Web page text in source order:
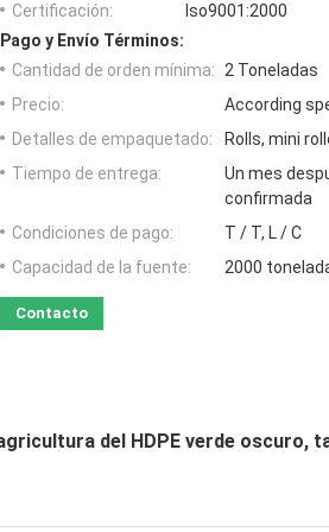
Certificación:
Iso9001:2000
Pago y Envío Términos:
Cantidad de orden mínima: 2 Toneladas
Precio:
According
Detalles de empaquetado:
Rolls, mini
Tiempo de entrega:
Un mes
confirmada
Condiciones de pago:
T / T, L / C
Capacidad de la fuente:
2000
Contacto
del HDPE verde oscuro,